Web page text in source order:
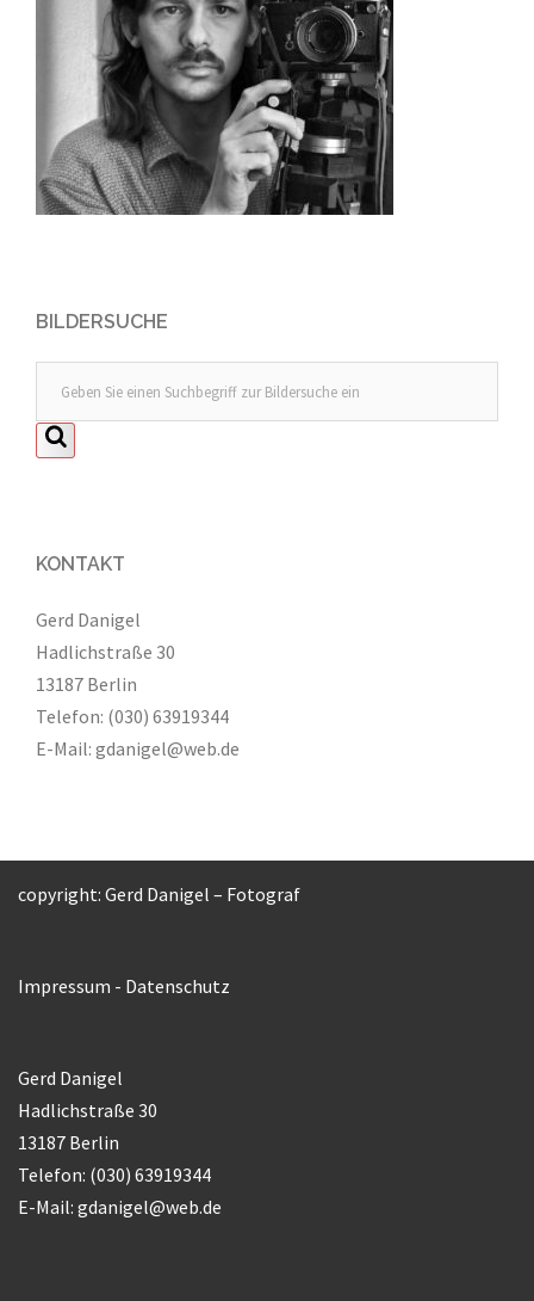
BILDERSUCHE
KONTAKT
Gerd Danigel
Hadlichstraße 30
13187 Berlin
Telefon: (030) 63919344
E-Mail: gdanigel@web.de
copyright: Gerd Danigel – Fotograf
Impressum - Datenschutz
Gerd Danigel
Hadlichstraße 30
13187 Berlin
Telefon: (030) 63919344
E-Mail: gdanigel@web.de